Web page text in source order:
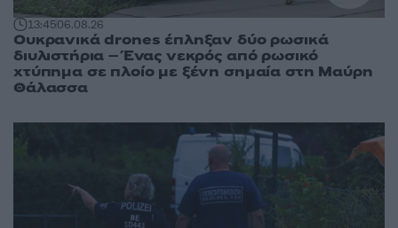
13:4506.08.26
Ουκρανικά drones έπληξαν δύο ρωσικά
διυλιστήρια – Ένας νεκρός από ρωσικό
χτύπημα σε πλοίο με ξένη σημαία στη Μαύρη
Θάλασσα